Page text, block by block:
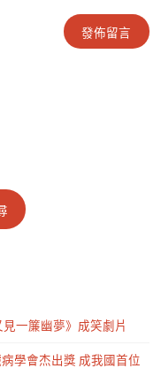
一簾幽夢》成笑劇片
學會杰出獎 成我國首位